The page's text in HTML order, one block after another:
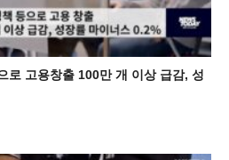
로 고용창출 100만 개 이상 급감, 성